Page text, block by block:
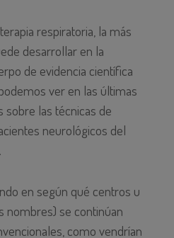
respiratoria, la más
desarrollar en la
de evidencia científica
ver en las últimas
sobre las técnicas de
neurológicos del
en según qué centros u
nombres) se continúan
como vendrían